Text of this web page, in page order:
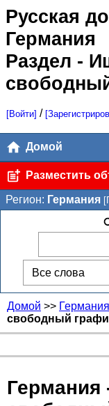
Русская
Германия
Раздел -
[Войти] /
Домой
Разместить
Регион: Германия
Домой >> Германия
свободный
Германия